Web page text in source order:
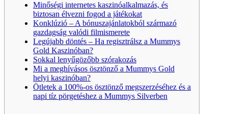
Minőségi internetes kaszinóalkalmazás, és
biztosan élvezni fogod a játékokat
Konklúzió – A bónuszajánlatokból származó
gazdagság valódi filmismerete
Legújabb döntés – Ha regisztrálsz a Mummys
Gold Kaszinóban?
Sokkal lenyűgözőbb szórakozás
Mi a meghívásos ösztönző a Mummys Gold
helyi kaszinóban?
Ötletek a 100%-os ösztönző megszerzéséhez és a
napi tíz pörgetéshez a Mummys Silverben